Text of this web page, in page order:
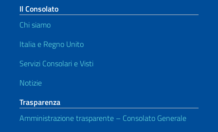
Il Consolato
Chi siamo
Italia e Regno Unito
Servizi Consolari e Visti
Notizie
Trasparenza
Amministrazione trasparente – Consolato Generale